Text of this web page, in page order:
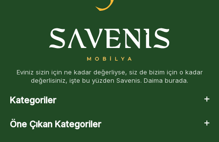
Eviniz sizin için ne kadar değerliyse, siz de bizim için o kadar
değerlisiniz, işte bu yüzden Savenis. Daima burada.
Kategoriler
Öne Çıkan Kategoriler